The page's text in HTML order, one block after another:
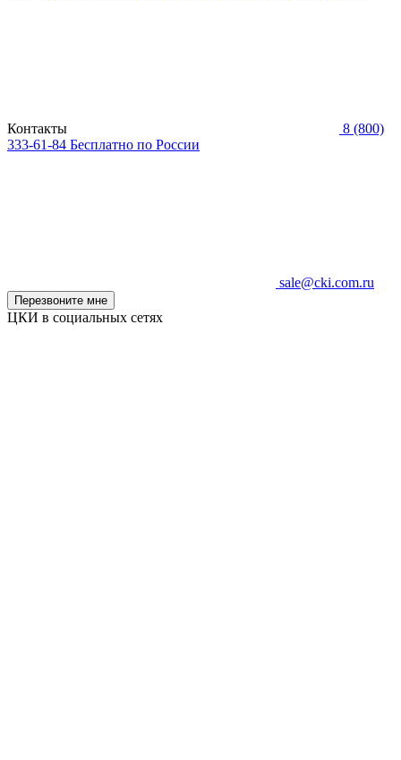
Контакты
8 (800)
333-61-84 Бесплатно по России
sale@cki.com.ru
Перезвоните мне
ЦКИ в социальных сетях